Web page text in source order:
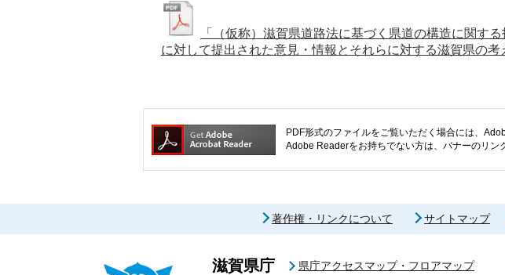
「（仮称）滋賀県道路法に基づく県道の構造に関す
に対して提出された意見・情報とそれらに対する滋賀県の考
PDF形式のファイルをご覧いただく場合には、
Adobe Readerをお持ちでない方は、バナーのリン
著作権・リンクについて サイトマップ
滋賀県庁
県庁アクセスマップ・フロアマップ